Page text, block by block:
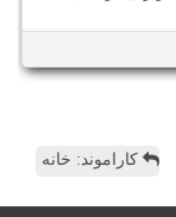
کاراموند: خانه